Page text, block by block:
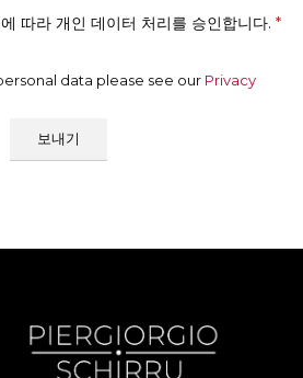
따라 개인 데이터 처리를 승인합니다. *
data please see our Privacy